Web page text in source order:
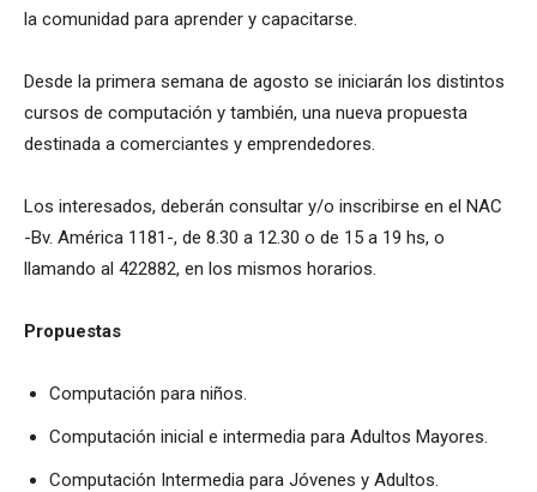
la comunidad para aprender y capacitarse.
Desde la primera semana de agosto se iniciarán los distintos
cursos de computación y también, una nueva propuesta
destinada a comerciantes y emprendedores.
Los interesados, deberán consultar y/o inscribirse en el NAC
-Bv. América 1181-, de 8.30 a 12.30 o de 15 a 19 hs, o
llamando al 422882, en los mismos horarios.
Propuestas
Computación para niños.
Computación inicial e intermedia para Adultos Mayores.
Computación Intermedia para Jóvenes y Adultos.